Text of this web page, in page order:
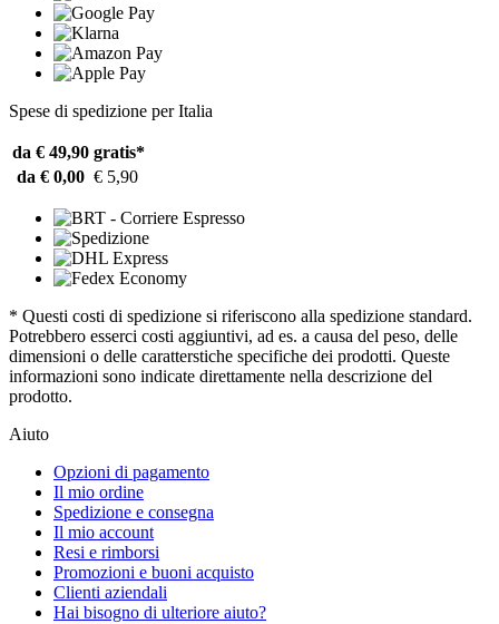
Spese di spedizione per Italia
da € 49,90 gratis*
da € 0,00 € 5,90
* Questi costi di spedizione si riferiscono alla spedizione standard.
Potrebbero esserci costi aggiuntivi, ad es. a causa del peso, delle
dimensioni o delle caratterstiche specifiche dei prodotti. Queste
informazioni sono indicate direttamente nella descrizione del
prodotto.
Aiuto
Opzioni di pagamento
Il mio ordine
Spedizione e consegna
Il mio account
Resi e rimborsi
Promozioni e buoni acquisto
Clienti aziendali
Hai bisogno di ulteriore aiuto?